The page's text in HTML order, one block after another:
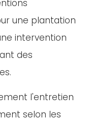
une plantation
intervention
des
l'entretien
selon les